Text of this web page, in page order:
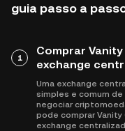
guia passo a
1
Comprar Vanity
exchange
Uma exchange
simples e comum de
negociar
pode comprar Vanity
exchange